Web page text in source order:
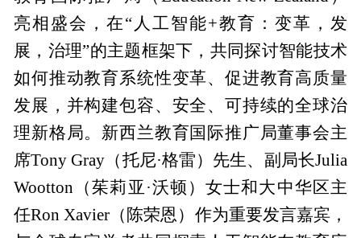
亮相盛会，在“人工智能+教育：变革，发
展，治理”的主题框架下，共同探讨智能技术
如何推动教育系统性变革、促进教育高质量
发展，并构建包容、安全、可持续的全球治
理新格局。新西兰教育国际推广局董事会主
席Tony Gray（托尼·格雷）先生、副局长Julia
Wootton（茱莉亚·沃顿）女士和大中华区主
任Ron Xavier（陈荣恩）作为重要发言嘉宾，